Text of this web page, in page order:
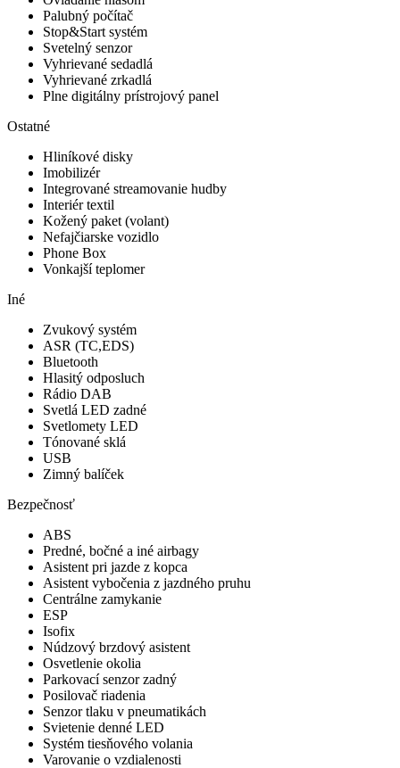
Palubný počítač
Stop&Start systém
Svetelný senzor
Vyhrievané sedadlá
Vyhrievané zrkadlá
Plne digitálny prístrojový panel
Ostatné
Hliníkové disky
Imobilizér
Integrované streamovanie hudby
Interiér textil
Kožený paket (volant)
Nefajčiarske vozidlo
Phone Box
Vonkajší teplomer
Iné
Zvukový systém
ASR (TC,EDS)
Bluetooth
Hlasitý odposluch
Rádio DAB
Svetlá LED zadné
Svetlomety LED
Tónované sklá
USB
Zimný balíček
Bezpečnosť
ABS
Predné, bočné a iné airbagy
Asistent pri jazde z kopca
Asistent vybočenia z jazdného pruhu
Centrálne zamykanie
ESP
Isofix
Núdzový brzdový asistent
Osvetlenie okolia
Parkovací senzor zadný
Posilovač riadenia
Senzor tlaku v pneumatikách
Svietenie denné LED
Systém tiesňového volania
Varovanie o vzdialenosti